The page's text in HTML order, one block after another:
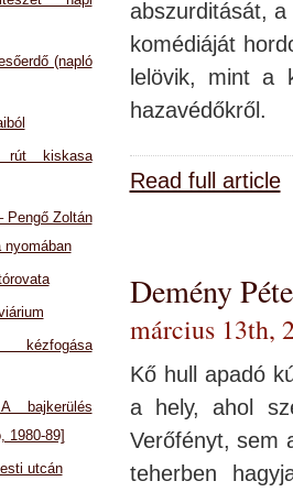
abszurditását,
komédiáját
lelövik, mint a
hazavédőkről.
Read full article
Demény
március 13th,
Kő hull apadó
a hely, ahol
Verőfényt, sem
teherben
(napló
rút kiskasa
Pengő Zoltán
nyomában
bajkerülés
1980-89]
utcán